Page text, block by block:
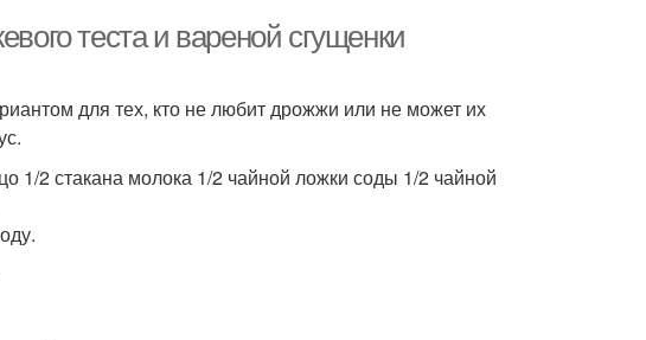
теста и вареной сгущенки
для тех, кто не любит дрожжи или не может их
1/2 стакана молока 1/2 чайной ложки соды 1/2 чайной